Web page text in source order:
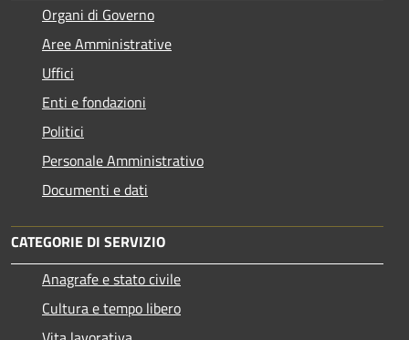
Organi di Governo
Aree Amministrative
Uffici
Enti e fondazioni
Politici
Personale Amministrativo
Documenti e dati
CATEGORIE DI SERVIZIO
Anagrafe e stato civile
Cultura e tempo libero